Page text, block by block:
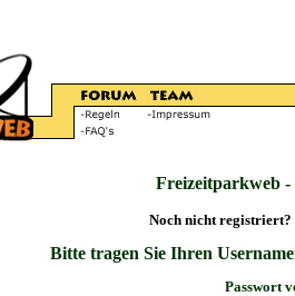
Freizeitparkweb
Noch nicht registriert?
Bitte tragen Sie Ihren
Passwort